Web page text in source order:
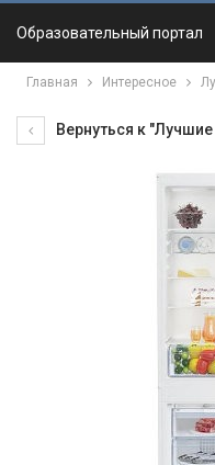
Образовательный портал
Главная Интересное
Вернуться к